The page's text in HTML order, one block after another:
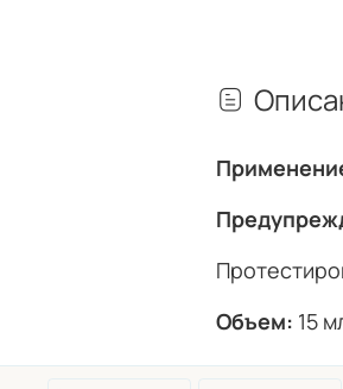
Объем: 15